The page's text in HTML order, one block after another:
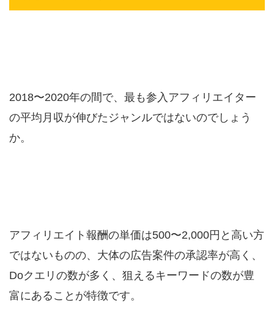
2018〜2020年の間で、最も参入アフィリエイター
の平均月収が伸びたジャンルではないのでしょう
か。
アフィリエイト報酬の単価は500〜2,000円と高い方
ではないものの、大体の広告案件の承認率が高く、
Doクエリの数が多く、狙えるキーワードの数が豊
富にあることが特徴です。